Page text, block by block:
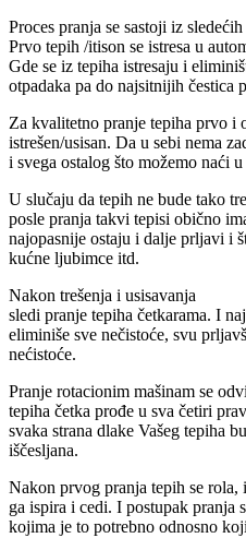
Proces pranja se sastoji iz
Prvo tepih /itison se istresa u
Gde se iz tepiha istresaju i
otpadaka pa do najsitnijih čestica
Za kvalitetno pranje tepiha prvo i
istrešen/usisan. Da u sebi nema
i svega ostalog što možemo naći
U slučaju da tepih ne bude tako
posle pranja takvi tepisi obično
najopasnije ostaju i dalje prljavi i
kućne ljubimce itd.
Nakon trešenja i usisavanja
sledi pranje tepiha četkarama. I
eliminiše sve nečistoće, svu
nećistoće.
Pranje rotacionim mašinam se
tepiha četka prođe u sva četiri
svaka strana dlake Vašeg tepiha
iščesljana.
Nakon prvog pranja tepih se rola,
ga ispira i cedi. I postupak pranja
kojima je to potrebno odnosno